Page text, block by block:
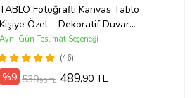
Kullandığımız
zararlı
TABLO Fotoğraflı Kanvas Tablo
Kişiye Özel – Dekoratif Duvar
Tablosu (ÇokluRenk)
(46)
Aynı Gün Teslimat Seçeneği
%9 539,90 TL 489,90 TL